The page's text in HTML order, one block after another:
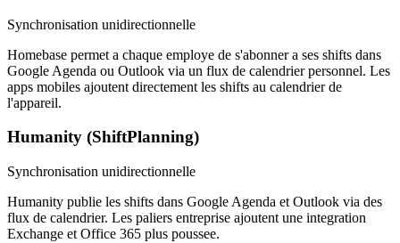
Synchronisation unidirectionnelle
Homebase permet a chaque employe de s'abonner a ses shifts dans
Google Agenda ou Outlook via un flux de calendrier personnel. Les
apps mobiles ajoutent directement les shifts au calendrier de
l'appareil.
Humanity (ShiftPlanning)
Synchronisation unidirectionnelle
Humanity publie les shifts dans Google Agenda et Outlook via des
flux de calendrier. Les paliers entreprise ajoutent une integration
Exchange et Office 365 plus poussee.